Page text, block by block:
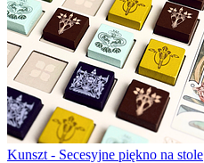
Kunszt - Secesyjne piękno na stole